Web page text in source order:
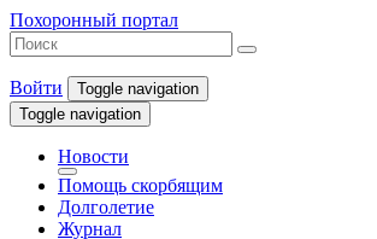
Похоронный портал
Войти
Toggle navigation
Toggle navigation
Новости
Помощь скорбящим
Долголетие
Журнал